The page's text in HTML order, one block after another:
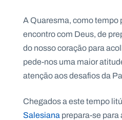
A Quaresma, como tempo
encontro com Deus, de
do nosso coração para
pede-nos uma maior
atenção aos desafios da
Chegados a este tempo
Salesianaprepara-se para
Recursos
Notícias
O